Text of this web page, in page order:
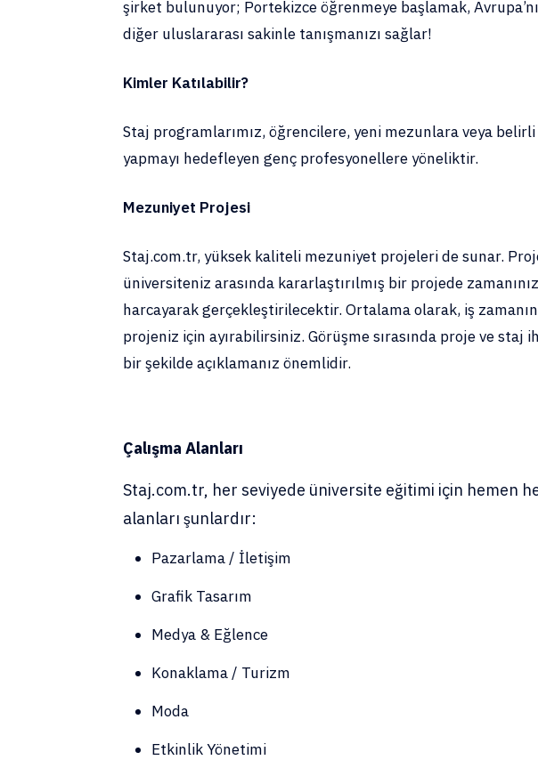
şirket bulunuyor; Portekizce öğrenmeye başlamak,
diğer uluslararası sakinle tanışmanızı sağlar!
Kimler Katılabilir?
Staj programlarımız, öğrencilere, yeni mezunlara veya
yapmayı hedefleyen genç profesyonellere yöneliktir.
Mezuniyet Projesi
Staj.com.tr, yüksek kaliteli mezuniyet projeleri de sunar.
üniversiteniz arasında kararlaştırılmış bir projede
harcayarak gerçekleştirilecektir. Ortalama olarak, iş
projeniz için ayırabilirsiniz. Görüşme sırasında proje ve staj
bir şekilde açıklamanız önemlidir.
Çalışma Alanları
Staj.com.tr, her seviyede üniversite eğitimi için hemen
alanları şunlardır:
Pazarlama / İletişim
Grafik Tasarım
Medya & Eğlence
Konaklama / Turizm
Moda
Etkinlik Yönetimi